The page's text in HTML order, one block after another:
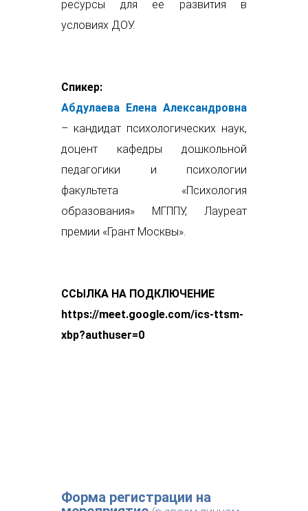
ресурсы для ее развития в
условиях ДОУ.
Спикер:
Абдулаева Елена Александровна
– кандидат психологических наук,
доцент кафедры дошкольной
педагогики и психологии
факультета «Психология
образования» МГППУ, Лауреат
премии «Грант Москвы».
ССЫЛКА НА ПОДКЛЮЧЕНИЕ
https://meet.google.com/ics-ttsm-
xbp?authuser=0
Форма регистрации на